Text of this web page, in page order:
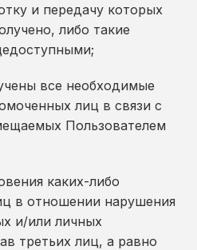
и передачу которых
либо такие
все необходимые
лиц в связи с
Пользователем
каких-либо
в отношении нарушения
и/или личных
третьих лиц, а равно